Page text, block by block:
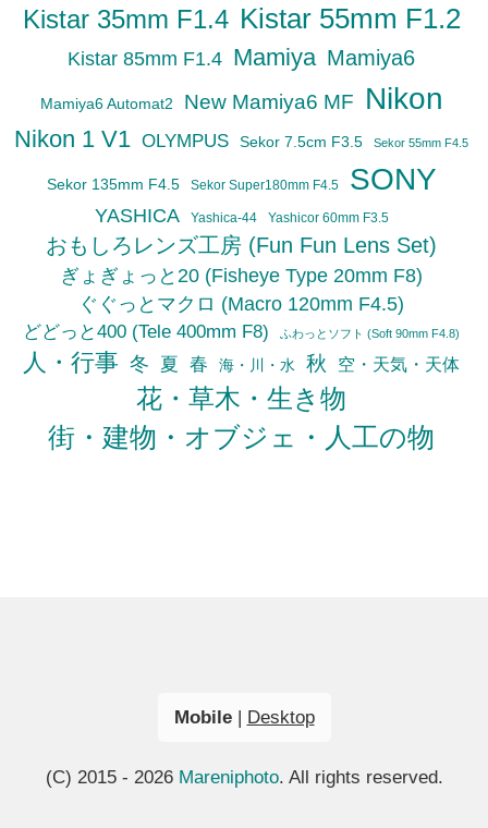
Kistar 35mm F1.4 Kistar 55mm F1.2
Kistar 85mm F1.4 Mamiya Mamiya6
Mamiya6 Automat2 New Mamiya6 MF Nikon
Nikon 1 V1 OLYMPUS Sekor 7.5cm F3.5 Sekor 55mm F4.5
Sekor 135mm F4.5 Sekor Super180mm F4.5 SONY
YASHICA Yashica-44 Yashicor 60mm F3.5
おもしろレンズ工房 (Fun Fun Lens Set)
ぎょぎょっと20 (Fisheye Type 20mm F8)
ぐぐっとマクロ (Macro 120mm F4.5)
どどっと400 (Tele 400mm F8) ふわっとソフト (Soft 90mm F4.8)
人・行事 冬 夏 春 海・川・水 秋 空・天気・天体
花・草木・生き物
街・建物・オブジェ・人工の物
Mobile| Desktop
(C) 2015 - 2026 Mareniphoto. All rights reserved.